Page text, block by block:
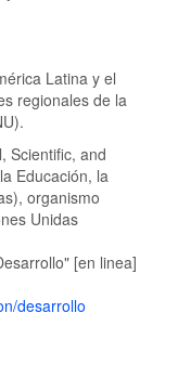
Latina y el
regionales de la
Scientific, and
Educación, la
organismo
Unidas
[en linea]
desarrollo